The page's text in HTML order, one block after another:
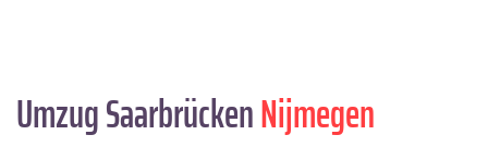
Umzug SaarbrückenNijmegen